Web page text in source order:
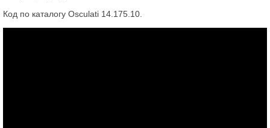
Код по каталогу Osculati 14.175.10.